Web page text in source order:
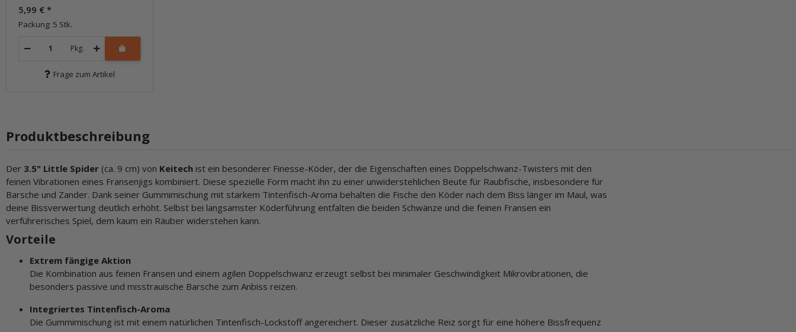
5,99 € *
Packung: 5 Stk.
Pkg.
Frage zum Artikel
Produktbeschreibung
Der 3.5" Little Spider (ca. 9 cm) von Keitech ist ein besonderer Finesse-Köder, der die Eigenschaften eines Doppelschwanz-Twisters mit den
feinen Vibrationen eines Fransenjigs kombiniert. Diese spezielle Form macht ihn zu einer unwiderstehlichen Beute für Raubfische, insbesondere für
Barsche und Zander. Dank seiner Gummimischung mit starkem Tintenfisch-Aroma behalten die Fische den Köder nach dem Biss länger im Maul, was
deine Bissverwertung deutlich erhöht. Selbst bei langsamster Köderführung entfalten die beiden Schwänze und die feinen Fransen ein
verführerisches Spiel, dem kaum ein Räuber widerstehen kann.
Vorteile
Extrem fängige Aktion
Die Kombination aus feinen Fransen und einem agilen Doppelschwanz erzeugt selbst bei minimaler Geschwindigkeit Mikrovibrationen, die
besonders passive und misstrauische Barsche zum Anbiss reizen.
Integriertes Tintenfisch-Aroma
Die Gummimischung ist mit einem natürlichen Tintenfisch-Lockstoff angereichert. Dieser zusätzliche Reiz sorgt für eine höhere Bissfrequenz